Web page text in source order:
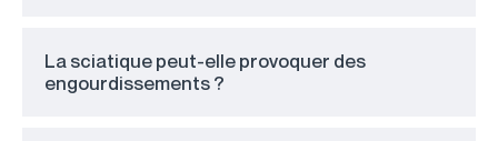
La sciatique peut-elle provoquer des
engourdissements ?